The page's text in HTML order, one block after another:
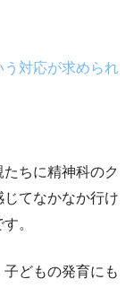
対応が求められ
ちに精神科のク
じてなかなか行け
。
どもの発育にも